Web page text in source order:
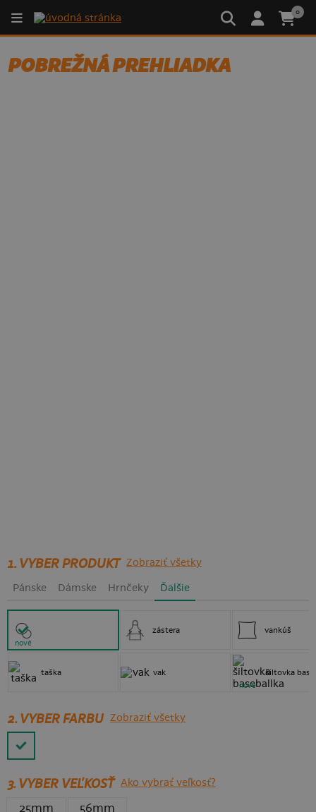
0
POBREŽNÁ PREHLIADKA
1. VYBER PRODUKT Zobraziť všetky
Pánske Dámske Hrnčeky Ďalšie
nové
taška
zástera
vak
vankúš
šiltovka
nové
2. VYBER FARBU Zobraziť všetky
3.VYBER VEĽKOSŤ Ako vybrať veľkosť?
25mm 56mm